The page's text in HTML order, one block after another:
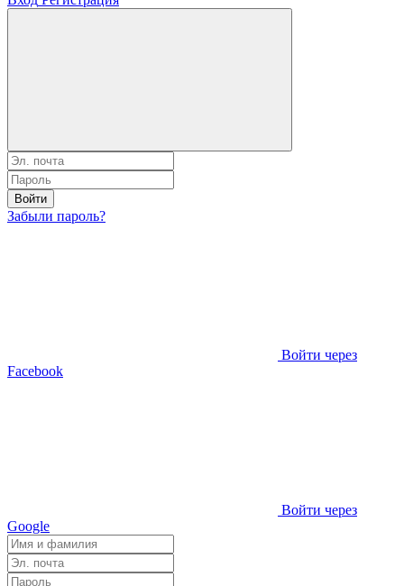
Войти
Забыли пароль?
Войти через
Facebook
Войти через
Google